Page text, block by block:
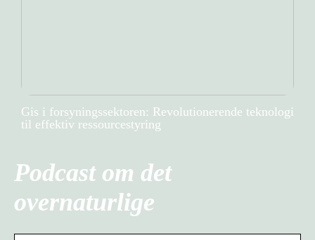
Gis i forsyningssektoren: Revolutionerende teknologi
til effektiv ressourcestyring
Podcast om det
overnaturlige